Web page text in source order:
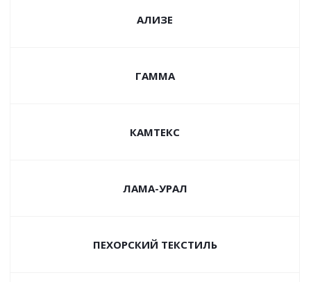
АЛИЗЕ
ГАММА
КАМТЕКС
ЛАМА-УРАЛ
ПЕХОРСКИЙ ТЕКСТИЛЬ